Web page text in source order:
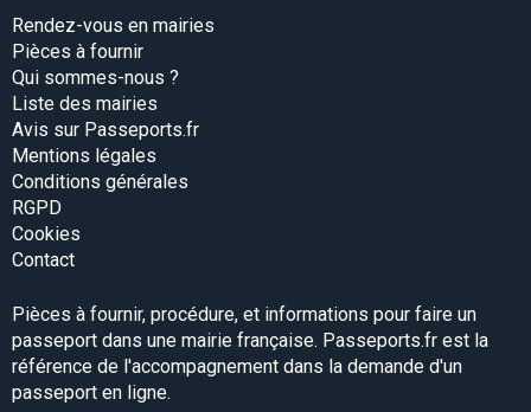
Rendez-vous en mairies
Pièces à fournir
Qui sommes-nous ?
Liste des mairies
Avis sur Passeports.fr
Mentions légales
Conditions générales
RGPD
Cookies
Contact
Pièces à fournir, procédure, et informations pour faire un
passeport dans une mairie française. Passeports.fr est la
référence de l'accompagnement dans la demande d'un
passeport en ligne.